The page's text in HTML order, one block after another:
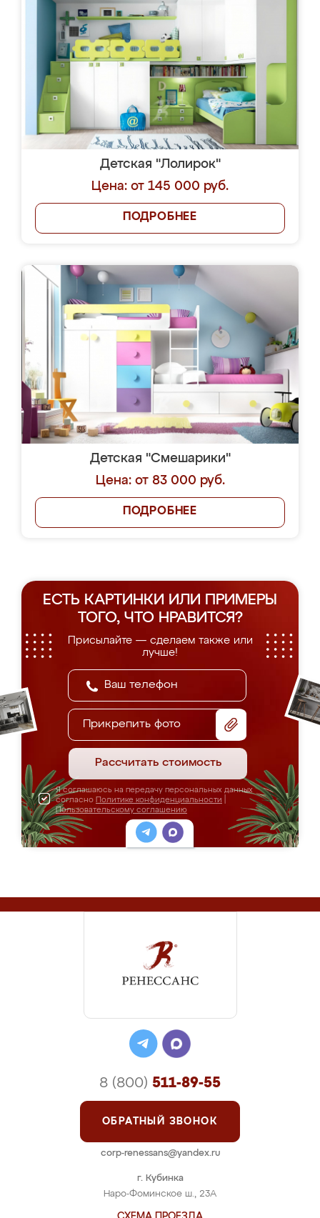
Детская "Лолирок"
Цена: от 145 000 руб.
ПОДРОБНЕЕ
Детская "Смешарики"
Цена: от 83 000 руб.
ПОДРОБНЕЕ
ЕСТЬ КАРТИНКИ ИЛИ ПРИМЕРЫ
ТОГО, ЧТО НРАВИТСЯ?
Присылайте — сделаем также или
лучше!
Прикрепить фото
Рассчитать стоимость
Я соглашаюсь на передачу персональных данных
согласно Политике конфиденциальности
Пользовательскому соглашению
г. Кубинка
Наро-Фоминское ш., 23А
8 (800) 511-89-55
ОБРАТНЫЙ ЗВОНОК
corp-renessans@yandex.ru